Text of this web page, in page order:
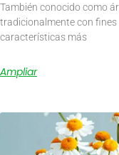
También conocido como
tradicionalmente con fines
características más
Ampliar